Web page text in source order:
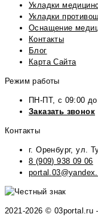
Укладки
Укладки
Оснащение
Контакты
Блог
Карта Сайта
Режим работы
ПН-ПТ, с 09:00
Заказать звонок
Контакты
г. Оренбург, ул.
8 (909) 938 09 06
2021-2026 © 03portal.ru